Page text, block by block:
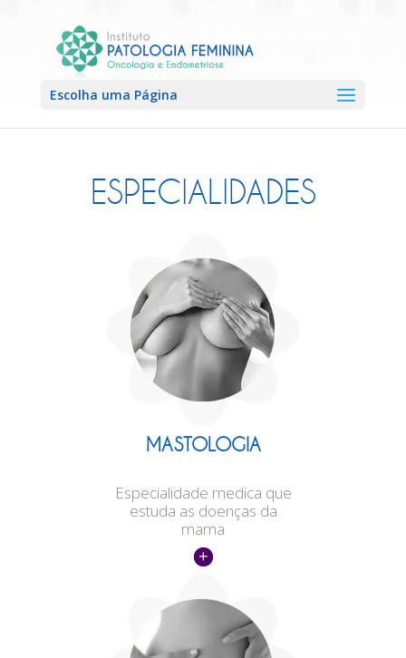
Escolha uma Página
ESPECIALIDADES
MASTOLOGIA
Especialidade medica que
estuda as doenças da
mama